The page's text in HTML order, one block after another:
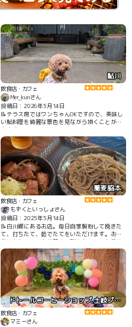
鮎川
飲食店・カフェ
Mer_kunさん
投稿日：2026年5月14日
📝テラス席ではワンちゃんOKですので、美味し
い鮎料理を綺麗な景色を見ながら頂くことが出
来ます。
蕎麦脇本
飲食店・カフェ
もずくといっしょさん
投稿日：2025年5月14日
📝白川郷にあるお店。毎日自家製粉して挽きた
て、打ちたて、茹でたてをいただけます。お蕎
麦はもちろん、自然薯や飛騨牛もとっても美味
しかった。縁側のお席のみわんこ同伴可。こち
らでお食事すると、駐車1日無料になります！停
めて白川郷観光できます。
ドトールコーヒーショップ 土岐プレミアムアウトレット店
飲食店・カフェ
マミーさん